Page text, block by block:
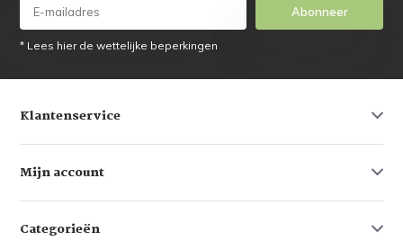
Abonneer
* Lees hier de wettelijke beperkingen
Klantenservice
Mijn account
Categorieën